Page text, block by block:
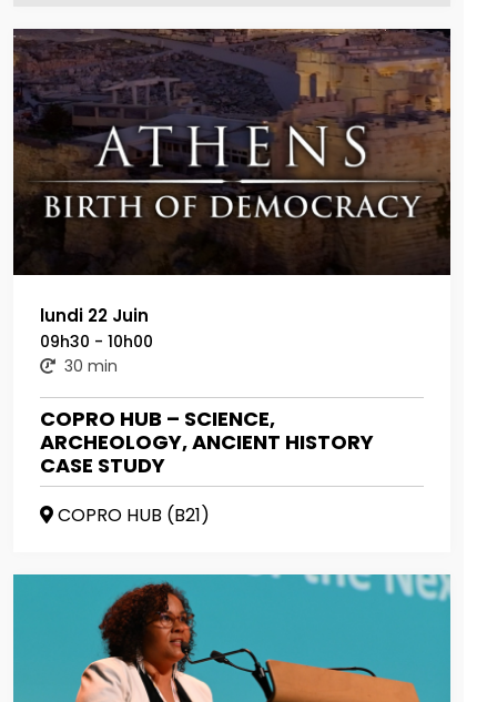
lundi 22 Juin
09h30 - 10h00
30 min
COPRO HUB – SCIENCE,
ARCHEOLOGY, ANCIENT HISTORY
CASE STUDY
COPRO HUB (B21)